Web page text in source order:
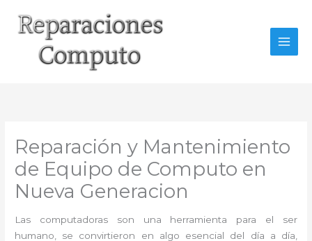
contenido
Reparación y Mantenimiento
de Equipo de Computo en
Nueva Generacion
Las computadoras son una herramienta para el ser
humano, se convirtieron en algo esencial del día a día,